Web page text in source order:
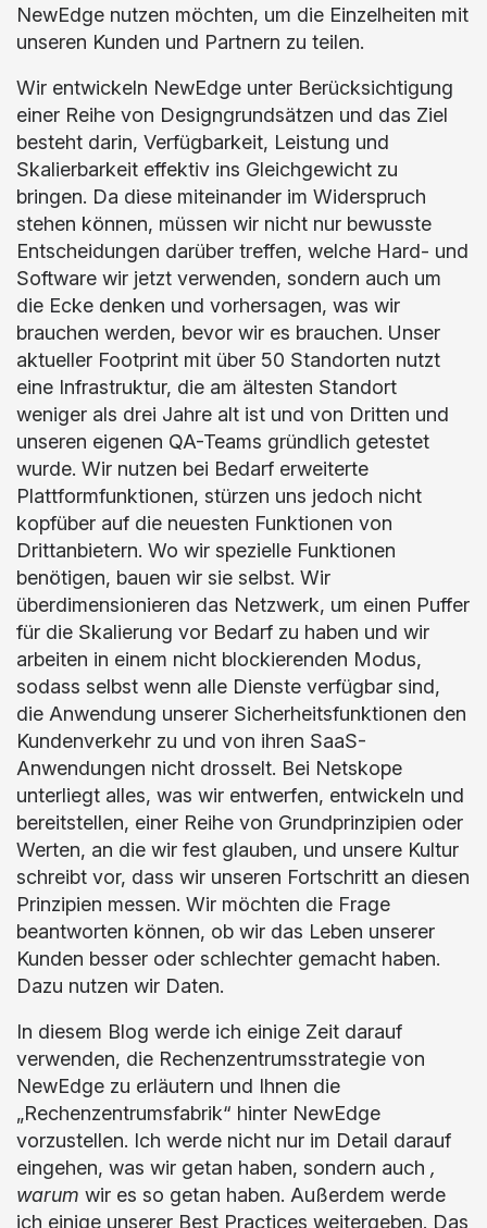
NewEdge nutzen möchten, um die Einzelheiten mit
unseren Kunden und Partnern zu teilen.
Wir entwickeln NewEdge unter Berücksichtigung
einer Reihe von Designgrundsätzen und das Ziel
besteht darin, Verfügbarkeit, Leistung und
Skalierbarkeit effektiv ins Gleichgewicht zu
bringen. Da diese miteinander im Widerspruch
stehen können, müssen wir nicht nur bewusste
Entscheidungen darüber treffen, welche Hard- und
Software wir jetzt verwenden, sondern auch um
die Ecke denken und vorhersagen, was wir
brauchen werden, bevor wir es brauchen. Unser
aktueller Footprint mit über 50 Standorten nutzt
eine Infrastruktur, die am ältesten Standort
weniger als drei Jahre alt ist und von Dritten und
unseren eigenen QA-Teams gründlich getestet
wurde. Wir nutzen bei Bedarf erweiterte
Plattformfunktionen, stürzen uns jedoch nicht
kopfüber auf die neuesten Funktionen von
Drittanbietern. Wo wir spezielle Funktionen
benötigen, bauen wir sie selbst. Wir
überdimensionieren das Netzwerk, um einen Puffer
für die Skalierung vor Bedarf zu haben und wir
arbeiten in einem nicht blockierenden Modus,
sodass selbst wenn alle Dienste verfügbar sind,
die Anwendung unserer Sicherheitsfunktionen den
Kundenverkehr zu und von ihren SaaS-
Anwendungen nicht drosselt. Bei Netskope
unterliegt alles, was wir entwerfen, entwickeln und
bereitstellen, einer Reihe von Grundprinzipien oder
Werten, an die wir fest glauben, und unsere Kultur
schreibt vor, dass wir unseren Fortschritt an diesen
Prinzipien messen. Wir möchten die Frage
beantworten können, ob wir das Leben unserer
Kunden besser oder schlechter gemacht haben.
Dazu nutzen wir Daten.
In diesem Blog werde ich einige Zeit darauf
verwenden, die Rechenzentrumsstrategie von
NewEdge zu erläutern und Ihnen die
„Rechenzentrumsfabrik“ hinter NewEdge
vorzustellen. Ich werde nicht nur im Detail darauf
eingehen, was wir getan haben, sondern auch ,
warum wir es so getan haben. Außerdem werde
ich einige unserer Best Practices weitergeben. Das